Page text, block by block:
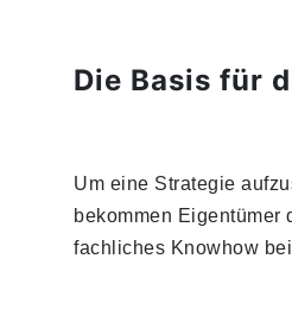
Die Basis für
Um eine Strategie
bekommen
fachliches Knowhow